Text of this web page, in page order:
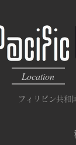
Location
フィリピン共和